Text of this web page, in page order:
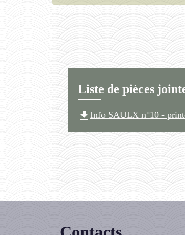
Liste de pièces
file_download Info SAULX n°10 -